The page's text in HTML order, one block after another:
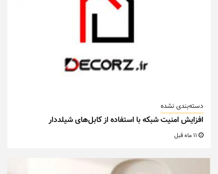
دسته‌بندی نشده
افزایش امنیت شبکه با استفاده از کابل‌های شیلددار